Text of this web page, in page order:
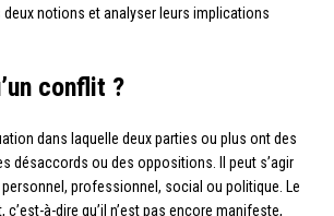
notions et analyser leurs implications
conflit ?
dans laquelle deux parties ou plus ont des
désaccords ou des oppositions. Il peut s’agir
personnel, professionnel, social ou politique. Le
à-dire qu’il n’est pas encore manifeste,